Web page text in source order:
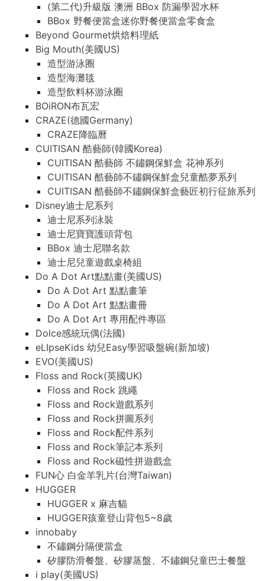
(第二代)升級版 澳洲 BBox 防漏學習水杯
BBox 野餐便當盒迷你野餐便當盒零食盒
Beyond Gourmet烘焙料理紙
Big Mouth(美國US)
造型游泳圈
造型海灘毯
造型飲料杯游泳圈
BOiRON布瓦宏
CRAZE(德國Germany)
CRAZE降臨曆
CUITISAN 酷藝師(韓國Korea)
CUITISAN 酷藝師 不鏽鋼保鮮盒 花神系列
CUITISAN 酷藝師不鏽鋼保鮮盒兒童酷夢系列
CUITISAN 酷藝師不鏽鋼保鮮盒藝匠初行征旅系列
Disney迪士尼系列
迪士尼系列泳裝
迪士尼寶寶護頭背包
BBox 迪士尼聯名款
迪士尼兒童遊戲桌椅組
Do A Dot Art點點畫(美國US)
Do A Dot Art 點點畫筆
Do A Dot Art 點點畫冊
Do A Dot Art 專用配件專區
Dolce感統玩偶(法國)
eLIpseKids 幼兒Easy學習吸盤碗(新加坡)
EVO(美國US)
Floss and Rock(英國UK)
Floss and Rock 跳繩
Floss and Rock遊戲系列
Floss and Rock拼圖系列
Floss and Rock配件系列
Floss and Rock筆記本系列
Floss and Rock磁性拼遊戲盒
FUN心 白金羊乳片(台灣Taiwan)
HUGGER
HUGGER x 麻吉貓
HUGGER孩童登山背包5~8歲
innobaby
不鏽鋼分隔便當盒
矽膠防滑餐盤、矽膠蒸盤、不鏽鋼兒童巴士餐盤
i play(美國US)